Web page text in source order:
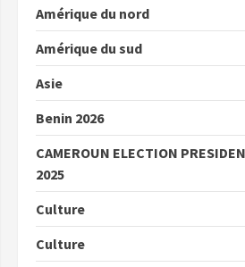
Amérique du nord
Amérique du sud
Asie
Benin 2026
CAMEROUN ELECTION
2025
Culture
Culture